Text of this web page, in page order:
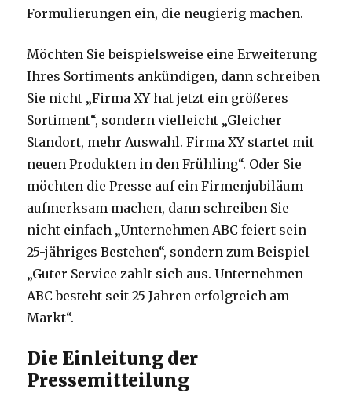
Formulierungen ein, die neugierig machen.
Möchten Sie beispielsweise eine Erweiterung
Ihres Sortiments ankündigen, dann schreiben
Sie nicht „Firma XY hat jetzt ein größeres
Sortiment“, sondern vielleicht „Gleicher
Standort, mehr Auswahl. Firma XY startet mit
neuen Produkten in den Frühling“. Oder Sie
möchten die Presse auf ein Firmenjubiläum
aufmerksam machen, dann schreiben Sie
nicht einfach „Unternehmen ABC feiert sein
25-jähriges Bestehen“, sondern zum Beispiel
„Guter Service zahlt sich aus. Unternehmen
ABC besteht seit 25 Jahren erfolgreich am
Markt“.
Die Einleitung der
Pressemitteilung